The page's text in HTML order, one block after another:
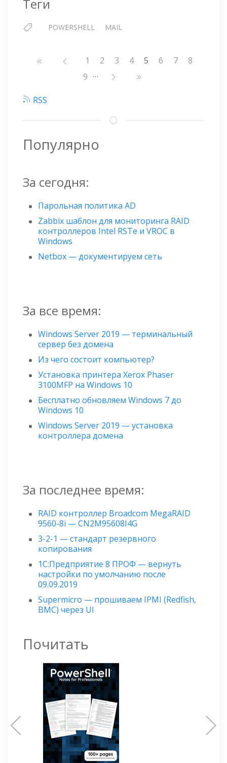
Теги
POWERSHELL MAIL
Нумерация
Страница
1 Страница
2 Страница
3 Страница
4 5 Страница
6 Страница
7 Страница
8
Страница
9 …
RSS
Популярно
За сегодня:
Парольная политика AD
Zabbix шаблон для мониторинга RAID
контроллеров Intel RSTe и VROC в
Windows
Netbox — документируем сеть
За все время:
Windows Server 2019 — терминальный
сервер без домена
Из чего состоит компьютер?
Установка принтера Xerox Phaser
3100MFP на Windows 10
Бесплатно обновляем Windows 7 до
Windows 10
Windows Server 2019 — установка
контроллера домена
За последнее время:
RAID контроллер Broadcom MegaRAID
9560-8i — CN2M95608I4G
3-2-1 — стандарт резервного
копирования
1С:Предприятие 8 ПРОФ — вернуть
настройки по умолчанию после
09.09.2019
Supermicro — прошиваем IPMI (Redfish,
BMC) через UI
Почитать